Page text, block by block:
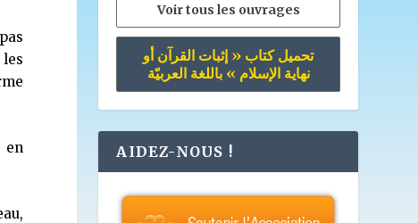
en
Voir tous les ouvrages
تحميل كتاب « إثبات القرآن أو
نهاية الإسلام » باللغة العربيّة
AIDEZ-NOUS !